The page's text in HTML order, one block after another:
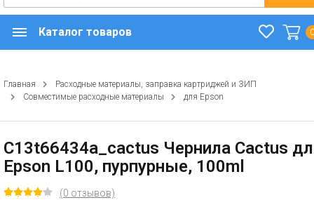
Каталог товаров
Главная
Расходные материалы, заправка картриджей и ЗИП
Совместимые расходные материалы
для Epson
C13t66434a_cactus Чернила Cactus
Epson L100, пурпурные, 100ml
(0 отзывов)